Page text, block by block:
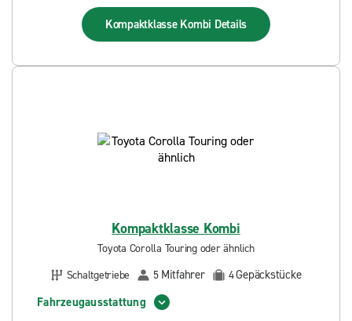
Kompaktklasse Kombi Details
Kompaktklasse Kombi
Toyota Corolla Touring oder ähnlich
Schaltgetriebe
5 Mitfahrer 4Gepäckstücke
Fahrzeugausstattung